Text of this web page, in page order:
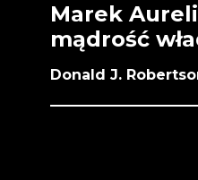
Marek
mądrość
Donald J.